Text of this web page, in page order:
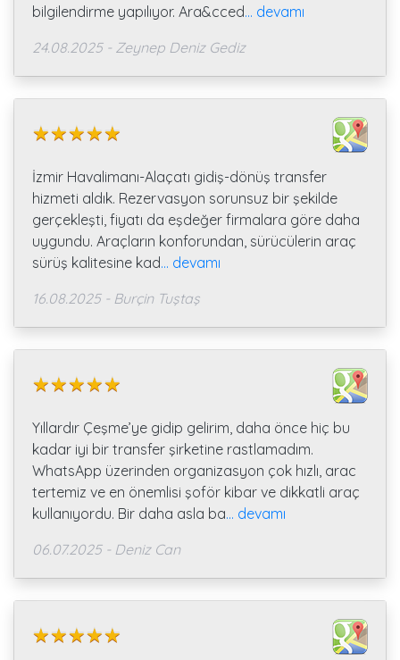
bilgilendirme yapılıyor. Ara&cced... devamı
24.08.2025 - Zeynep Deniz Gediz
İzmir Havalimanı-Alaçatı gidiş-dönüş transfer
hizmeti aldık. Rezervasyon sorunsuz bir şekilde
gerçekleşti, fiyatı da eşdeğer firmalara göre daha
uygundu. Araçların konforundan, sürücülerin araç
sürüş kalitesine kad... devamı
16.08.2025 - Burçin Tuştaş
Yıllardır Çeşme’ye gidip gelirim, daha önce hiç bu
kadar iyi bir transfer şirketine rastlamadım.
WhatsApp üzerinden organizasyon çok hızlı, arac
tertemiz ve en önemlisi şoför kibar ve dikkatli araç
kullanıyordu. Bir daha asla ba... devamı
06.07.2025 - Deniz Can